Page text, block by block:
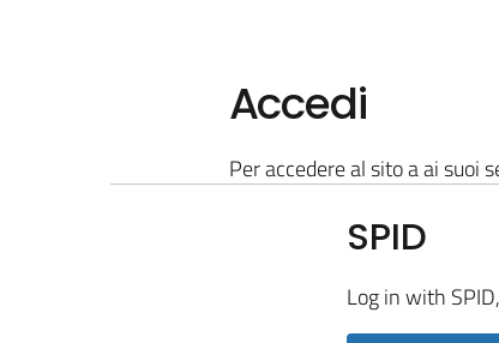
Accedi
Per accedere al sito a ai suoi
SPID
Log in with